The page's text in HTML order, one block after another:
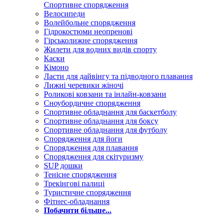
Спортивне спорядження
Велосипеди
Волейбольне спорядження
Гідрокостюми неопренові
Гірськолижне спорядження
Жилети для водних видів спорту
Каски
Кімоно
Ласти для дайвінгу та підводного плавання
Лижні черевики жіночі
Роликові ковзани та інлайн-ковзани
Сноубордичне спорядження
Спортивне обладнання для баскетболу
Спортивне обладнання для боксу
Спортивне обладнання для футболу
Спорядження для йоги
Спорядження для плавання
Спорядження для скітуризму
SUP дошки
Тенісне спорядження
Трекінгові палиці
Туристичне спорядження
Фітнес-обладнання
Побачити більше...